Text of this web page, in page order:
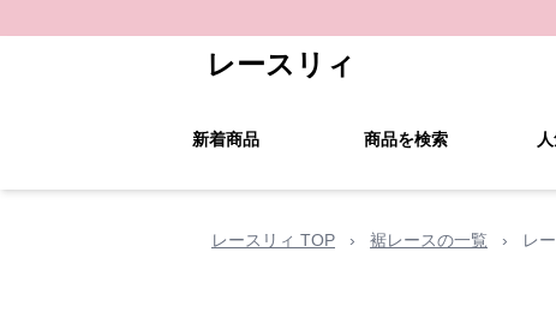
レースリィ
新着商品 商品を検索
レースリィ TOP › 裾レースの一覧 › レ